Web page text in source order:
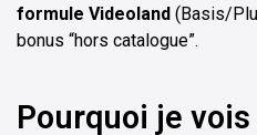
formule Videoland (Basis/
bonus “hors catalogue”.
Pourquoi je vois